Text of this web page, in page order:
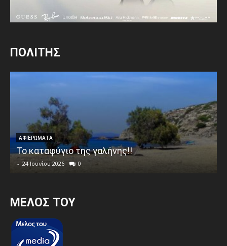
ΠΟΛΙΤΗΣ
ΑΦΙΕΡΩΜΑΤΑ
Το καταφύγιο της γαλήνης!!
- 24 Ιουνίου 2026 0
MEΛΟΣ ΤΟΥ